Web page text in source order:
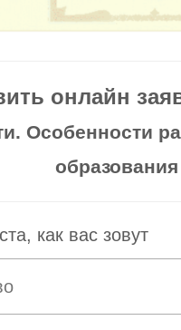
онлайн
Особенности
как вас зовут